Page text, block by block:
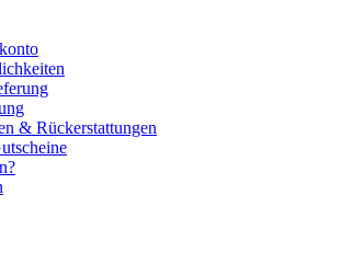
& Rückerstattungen